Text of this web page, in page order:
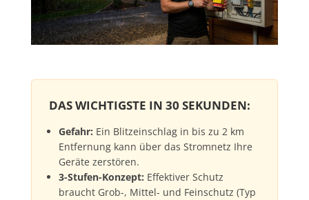
DAS WICHTIGSTE IN 30 SEKUNDEN:
Gefahr: Ein Blitzeinschlag in bis zu 2 km
Entfernung kann über das Stromnetz Ihre
Geräte zerstören.
3-Stufen-Konzept: Effektiver Schutz
braucht Grob-, Mittel- und Feinschutz (Typ